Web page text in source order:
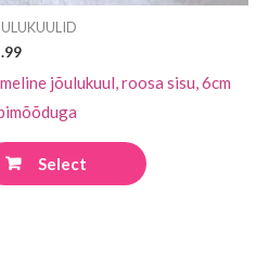
jõulukuul, roosa sisu, 6cm
Select